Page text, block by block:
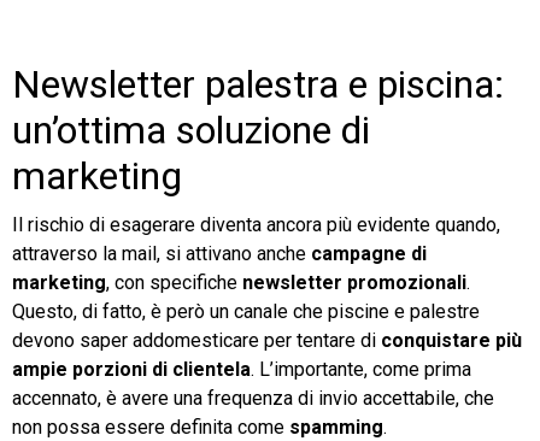
Newsletter palestra e piscina:
un’ottima soluzione di
marketing
Il rischio di esagerare diventa ancora più evidente quando,
attraverso la mail, si attivano anche campagne di
marketing, con specifiche newsletter promozionali.
Questo, di fatto, è però un canale che piscine e palestre
devono saper addomesticare per tentare di conquistare più
ampie porzioni di clientela. L’importante, come prima
accennato, è avere una frequenza di invio accettabile, che
non possa essere definita come spamming.